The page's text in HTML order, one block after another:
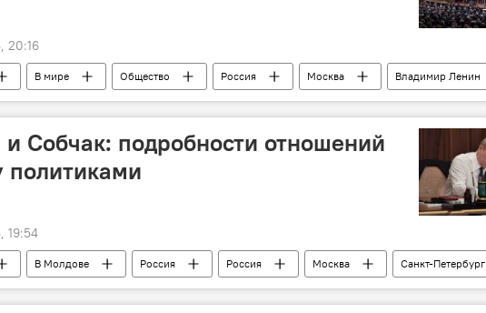
20:16
В мире Общество Россия Москва
Владимир Ленин
история социализм Революция 1917 года большевики
Собчак: подробности отношений
политиками
19:54
В Молдове Россия Россия Москва
Санкт-Петербург
Анатолий Собчак Кремль прошлое
Политика